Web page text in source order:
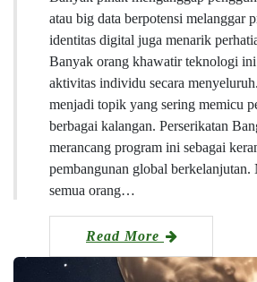
atau big data berpotensi melanggar
identitas digital juga menarik
Banyak orang khawatir teknologi ini
aktivitas individu secara
menjadi topik yang sering memicu
berbagai kalangan. Perserikatan
merancang program ini sebagai
pembangunan global berkelanjutan.
semua orang…
Read More